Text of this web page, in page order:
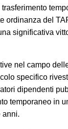
ordinanza del
significativa
nel campo
specifico
dipendenti
temporaneo in
anni.